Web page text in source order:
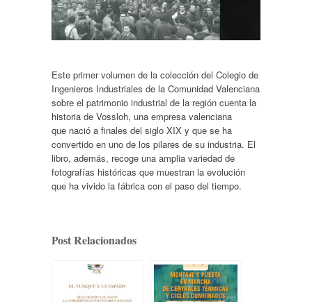
Este primer volumen de la colección del Colegio de
Ingenieros Industriales de la Comunidad Valenciana
sobre el patrimonio industrial de la región cuenta la
historia de Vossloh, una empresa valenciana
que nació a finales del siglo XIX y que se ha
convertido en uno de los pilares de su industria. El
libro, además, recoge una amplia variedad de
fotografías históricas que muestran la evolución
que ha vivido la fábrica con el paso del tiempo.
Post Relacionados